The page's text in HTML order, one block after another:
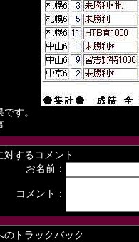
す。
対するコメント
お名前：
コメント：
のトラックバック